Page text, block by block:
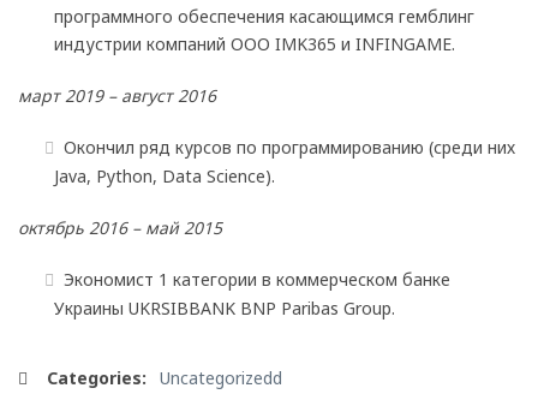
программного обеспечения касающимся гемблинг
индустрии компаний ООО IMK365 и INFINGAME.
март 2019 – август 2016
Окончил ряд курсов по программированию (среди них
Java, Python, Data Science).
октябрь 2016 – май 2015
Экономист 1 категории в коммерческом банке
Украины UKRSIBBANK BNP Paribas Group.
Categories: Uncategorizedd